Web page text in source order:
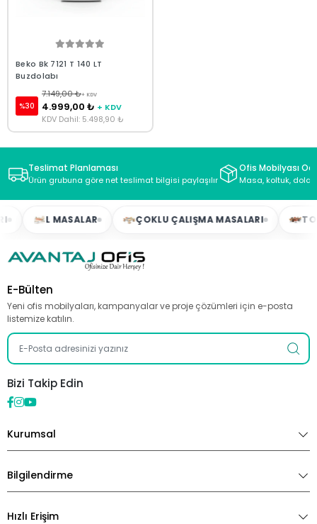
Beko Bk 7121 T 140 LT
Buzdolabı
%30
7.149,00 ₺+ KDV
4.999,00 ₺ + KDV
KDV Dahil: 5.498,90 ₺
Teslimat Planlaması
Ürün grubuna göre net teslimat bilgisi paylaşılır
Ofis Mobilyası
Masa, koltuk,
L MASALAR ÇOKLU ÇALIŞMA MASALARI
E-Bülten
Yeni ofis mobilyaları, kampanyalar ve proje çözümleri için e-posta
listemize katılın.
Bizi Takip Edin
Kurumsal
Bilgilendirme
Hızlı Erişim